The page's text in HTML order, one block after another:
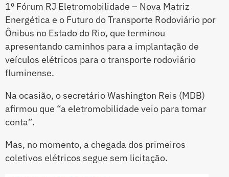
1º Fórum RJ Eletromobilidade – Nova Matriz
Energética e o Futuro do Transporte Rodoviário por
Ônibus no Estado do Rio, que terminou
apresentando caminhos para a implantação de
veículos elétricos para o transporte rodoviário
fluminense.
Na ocasião, o secretário Washington Reis (MDB)
afirmou que “a eletromobilidade veio para tomar
conta”.
Mas, no momento, a chegada dos primeiros
coletivos elétricos segue sem licitação.